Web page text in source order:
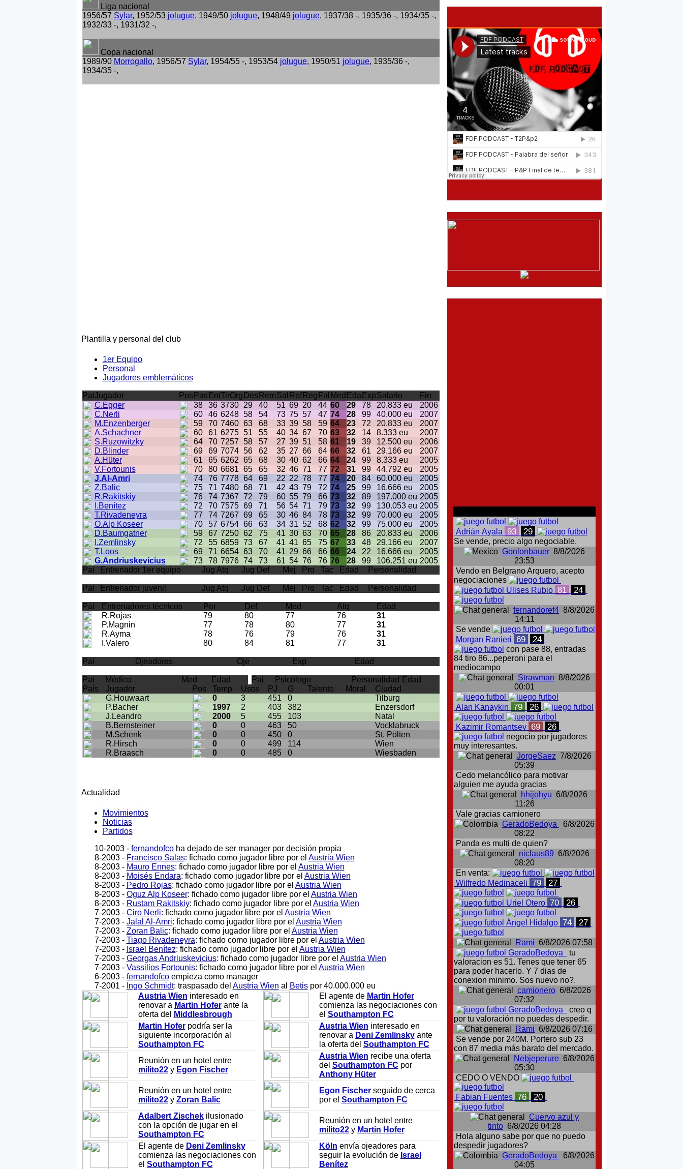
Liga nacional
1956/57 Sylar, 1952/53 jolugue, 1949/50 jolugue, 1948/49 jolugue, 1937/38 -, 1935/36 -, 1934/35 -,
1932/33 -, 1931/32 -,
Copa nacional
1989/90 Morrogallo, 1956/57 Sylar, 1954/55 -, 1953/54 jolugue, 1950/51 jolugue, 1935/36 -,
1934/35 -,
Plantilla y personal del club
1er Equipo
Personal
Jugadores emblemáticos
PaiJugador Pos Pas EntTirOrg Des RemSal RefReg Fal Med Eda ExpSalario
Fin
C.Egger
38 36 3730 29 40 51 69 20 44 60 29 78 20.833 eu
2006
C.Nerli
60 46 6248 58 54 73 75 57 47 74 28 99 40.000 eu
2007
M.Enzenberger
59 70 7460 63 68 33 39 58 59 64 23 72 20.833 eu
2007
A.Schachner
60 61 6275 51 55 40 34 67 70 63 32 14 8.333 eu
2007
S.Ruzowitzky
64 70 7257 58 57 27 39 51 58 61 19 39 12.500 eu
2006
D.Blinder
69 69 7074 56 62 35 27 66 64 66 32 61 29.166 eu
2007
A.Hüter
61 65 6262 65 68 30 40 62 66 64 24 99 8.333 eu
2005
V.Fortounis
70 80 6681 65 65 32 46 71 77 72 31 99 44.792 eu
2005
J.Al-Amri
74 76 7778 64 69 22 22 78 77 74 20 84 60.000 eu
2005
Z.Balic
75 71 7480 68 71 42 43 79 72 74 25 99 16.666 eu
2005
R.Rakitskiy
76 74 7367 72 79 60 55 79 66 73 32 89 197.000 eu 2005
I.Benítez
72 70 7575 69 71 56 54 71 79 73 32 99 130.053 eu 2005
T.Rivadeneyra
77 74 7267 69 65 30 46 84 78 73 32 99 70.000 eu
2005
O.Alp Koseer
70 57 6754 66 63 34 31 52 68 62 32 99 75.000 eu
2005
D.Baumgatner
59 67 7250 62 75 41 30 63 70 65 28 86 20.833 eu
2006
I.Zemlinsky
72 55 6859 73 67 41 41 65 75 67 33 48 29.166 eu
2007
T.Loos
69 71 6654 63 70 41 29 66 66 66 24 22 16.666 eu
2005
G.Andriuskevicius
73 78 7976 74 73 61 54 76 76 76 28 99 106.251 eu 2005
Pai
Entrenador 1er equipo Jug Atq Jug Def Mej Pro Tac Edad Personalidad
Pai Entrenador juvenil Jug Atq Jug Def Mej Pro Tac Edad Personalidad
Pai Entrenadores técnicos Por Def Med Atq
Edad
R.Rojas
79 80 77 76
31
P.Magnin
77 78 80 77
31
R.Ayma
78 76 79 76
31
I.Valero
80 84 81 77 31
Pai Ojeadores Oje Exp Edad
Pai Médico Med Edad Pai Psicólogo Personalidad
Edad
País
Jugador Pos Temp Usos PJ G Talento Moral
Ciudad
G.Houwaart
0 3 451 0
Tilburg
P.Bacher
1997 2 403 382
Enzersdorf
J.Leandro
2000 5 455 103
Natal
B.Bernsteiner
0 0 463 50
Vocklabruck
M.Schenk
0 0 450 0
St. Pölten
R.Hirsch
0 0 499 114
Wien
R.Braasch
0 0 485 0 Wiesbaden
Actualidad
Movimientos
Noticias
Partidos
10-2003 - fernandofcoha dejado de ser manager por decisión propia
8-2003 - Francisco Salas: fichado como jugador libre por el Austria Wien
8-2003 - Mauro Ennes: fichado como jugador libre por el Austria Wien
8-2003 - Moisés Endara: fichado como jugador libre por el Austria Wien
8-2003 - Pedro Rojas: fichado como jugador libre por el Austria Wien
8-2003 - Oguz Alp Koseer: fichado como jugador libre por el Austria Wien
8-2003 - Rustam Rakitskiy: fichado como jugador libre por el Austria Wien
7-2003 - Ciro Nerli: fichado como jugador libre por el Austria Wien
7-2003 - Jalal Al-Amri: fichado como jugador libre por el Austria Wien
7-2003 - Zoran Balic: fichado como jugador libre por el Austria Wien
7-2003 - Tiago Rivadeneyra: fichado como jugador libre por el Austria Wien
7-2003 - Israel Benítez: fichado como jugador libre por el Austria Wien
7-2003 - Georgas Andriuskevicius: fichado como jugador libre por el Austria Wien
7-2003 - Vassilios Fortounis: fichado como jugador libre por el Austria Wien
6-2003 - fernandofcoempieza como manager
7-2001 - Ingo Schmidt: traspasado del Austria Wien al Betispor 40.000.000 eu
Austria Wien interesado en
renovar a Martin Hoferante la
oferta del
Middlesbrough
El agente de Martin Hofer
comienza las negociaciones con
el Southampton FC
Martin Hoferpodría ser la
siguiente incorporación al
Southampton FC
Austria Wien interesado en
renovar a Deni Zemlinskyante
la oferta del Southampton FC
Reunión en un hotel entre
milito22y Egon Fischer
Austria Wien recibe una oferta
del Southampton FC por
Anthony Hüter
Reunión en un hotel entre
milito22y Zoran Balic
Egon Fischerseguido de cerca
por el Southampton FC
Adalbert Zischekilusionado
con la opción de jugar en el
Southampton FC
Reunión en un hotel entre
milito22y Martin Hofer
El agente de Deni Zemlinsky
comienza las negociaciones con
el Southampton FC
Köln envía ojeadores para
seguir la evolución de Israel
Benítez
Adrián Ayala 93 29
Se vende, precio algo negociable.
Gonlonbauer 8/8/2026
23:53
Vendo en Belgrano Arquero, acepto
negociaciones
Ulises Rubio 81 24
fernandoref4 8/8/2026
14:11
Se vende
Morgan Ranieri
69 24
con pase 88, entradas
84 tiro 86...peperoni para el
mediocampo
Strawman 8/8/2026
00:01
Alan Kanaykin 79 26
Kazimir Romantsev 69 26
negocio por jugadores
muy interesantes.
JorgeSaez 7/8/2026
05:39
Cedo melancólico para motivar
alguien me ayuda gracias
hhijohyu 6/8/2026
11:26
Vale gracias camionero
GeradoBedoya
6/8/2026
08:22
Panda es multi de quien?
niclaus89 6/8/2026
08:20
En venta:
Wilfredo Medinaceli
79 27
Uriel Otero 70 26
Ángel Hidalgo 74 27
Rami 6/8/2026 07:58
GeradoBedoya
tu
valoracion es 51. Tenes que tener 65
para poder hacerlo. Y 7 dias de
conexion minimo. Sos nuevo no?.
camionero6/8/2026
07:32
GeradoBedoya
creo q
por tu valoración no puedes despedir.
Rami 6/8/2026 07:16
Se vende por 240M. Portero sub 23
con 87 media más barato del mercado.
Nebjeperure6/8/2026
05:30
CEDO O VENDO
Fabian Fuentes 76 20
Cuervo azul y
tinto 6/8/2026 04:28
Hola alguno sabe por que no puedo
despedir jugadores?
GeradoBedoya
6/8/2026
04:05